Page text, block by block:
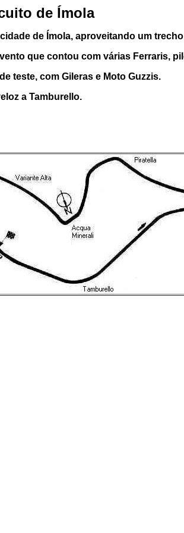
de Ímola
de Ímola, aproveitando um
que contou com várias Ferraris,
teste, com Gileras e Moto Guzzis.
a Tamburello.